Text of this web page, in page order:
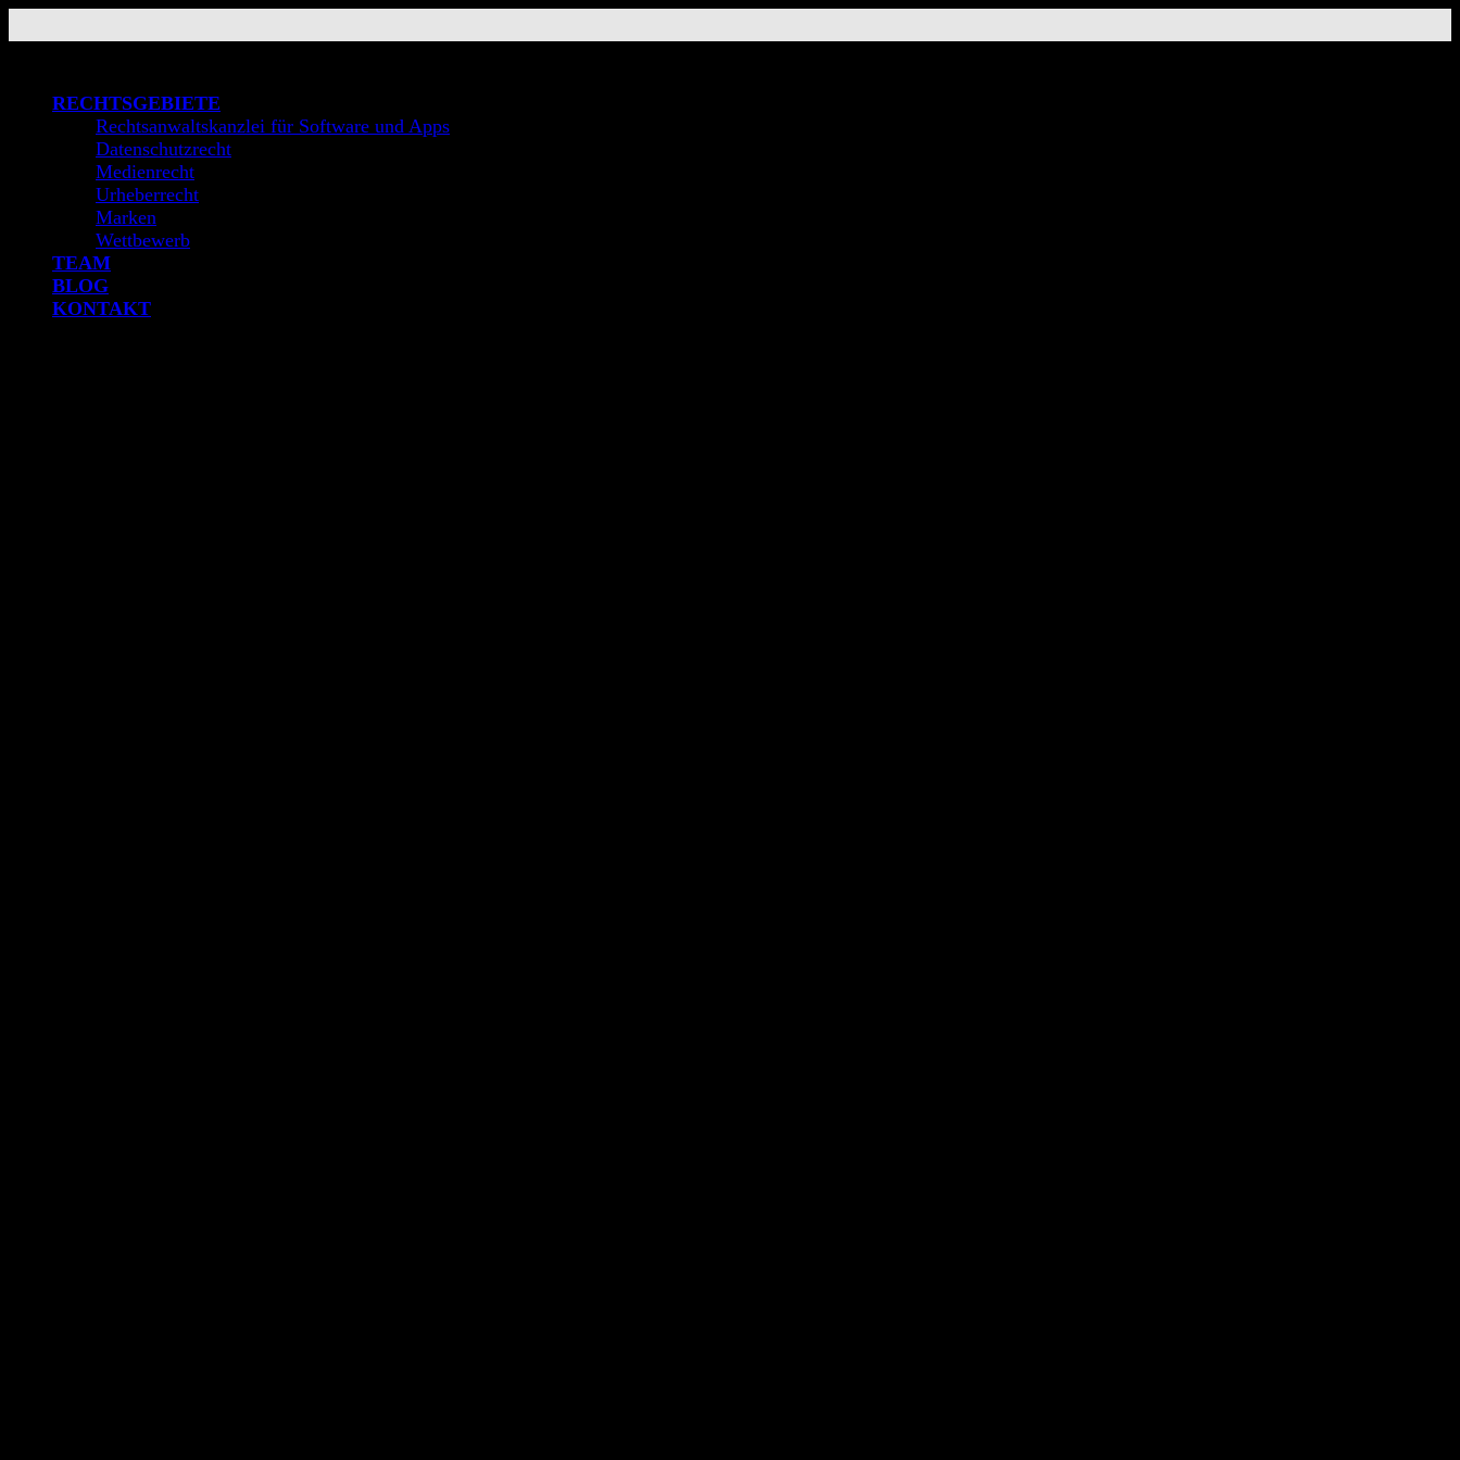
to
RECHTSGEBIETE
Rechtsanwaltskanzlei für Software und Apps
Datenschutzrecht
Medienrecht
Urheberrecht
Marken
Wettbewerb
TEAM
BLOG
KONTAKT